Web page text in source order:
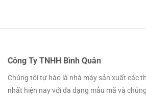
Công Ty TNHH Bình Quân
Chúng tôi tự hào là nhà máy sản xuất các
nhất hiện nay với đa dạng mẫu mã và